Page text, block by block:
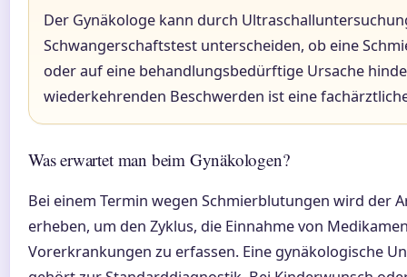
Der Gynäkologe kann durch
Schwangerschaftstest unterscheiden, ob eine
oder auf eine behandlungsbedürftige Ursache
wiederkehrenden Beschwerden ist eine
Was erwartet man beim Gynäkologen?
Bei einem Termin wegen Schmierblutungen wird der
erheben, um den Zyklus, die Einnahme von
Vorerkrankungen zu erfassen. Eine gynäkologische